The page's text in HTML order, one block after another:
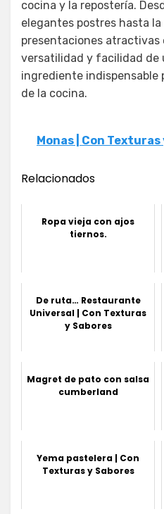
cocina y la repostería.
elegantes postres hasta
presentaciones atractivas
versatilidad y facilidad de
ingrediente indispensable
de la cocina.
Monas | Con Texturas
Relacionados
Ropa vieja con ajos
tiernos.
De ruta… Restaurante
Universal | Con Texturas
y Sabores
Magret de pato con salsa
cumberland
Yema pastelera | Con
Texturas y Sabores